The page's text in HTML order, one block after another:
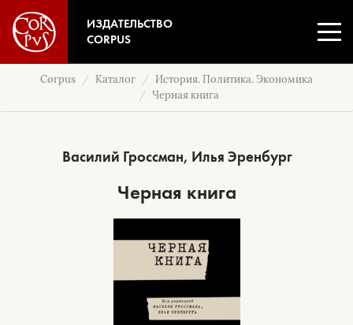
ИЗДАТЕЛЬСТВО
CORPUS
Corpus Каталог
История. Политика. Экономика
Черная книга
Василий Гроссман, Илья Эренбург
Черная книга